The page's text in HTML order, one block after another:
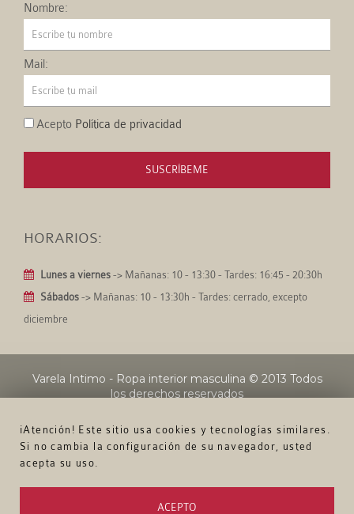
¡Atención! Este sitio usa cookies y tecnologías similares.
Si no cambia la configuración de su navegador, usted
acepta su uso.
ACEPTO
Nombre:
Mail:
Acepto Política de privacidad
SUSCRÍBEME
HORARIOS:
Lunes a viernes -> Mañanas: 10 - 13:30 - Tardes: 16:45 - 20:30h
Sábados -> Mañanas: 10 - 13:30h - Tardes: cerrado, excepto
diciembre
Varela Intimo - Ropa interior masculina © 2013 Todos
los derechos reservados